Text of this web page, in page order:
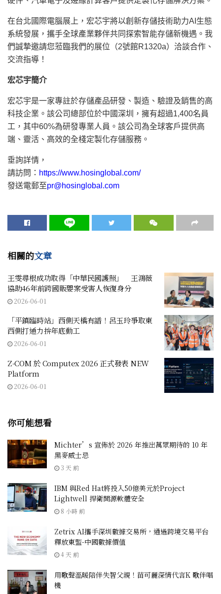
在台北國際電腦展上，宏芯宇將以創新存儲技術助力AI生態
系統發展，攜手全球產業夥伴共同探索智能存儲新機遇。我
們誠摯邀請您蒞臨我們的展位（2號館R1320a）洽談合作、
交流指導！
宏芯宇簡介
宏芯宇是一家專註於存儲產品研發、製造、驗證及銷售的高
科技企業。該公司總部位於中國深圳，擁有超過1,400名員
工，其中60%為研發專業人員。該公司為全球客戶提供高
端、靈活、高效的全棧定製化存儲服務。
垂詢詳情，
請訪問： https://www.hosinglobal.com/
發送電郵至pr@hosinglobal.com
相關的文章
王雯尋根成功取得「中華民國護照」 王鴻薇
協助46年前跨國販嬰案受害人恢復身分
2026-06-01
「平鎮臨時站」西側天橋有譜！呂玉玲爭取東
西側打通力拚年底動工
2026-06-01
Z-COM 於 Computex 2026 正式發表 NEW
Platform
2026-06-01
你可能想看
Michter’s 宣佈於 2026 年推出萬眾期待的 10 年
黑麥威士忌
3 天 前
IBM 與Red Hat將投入50億美元於Project
Lightwell 捍衛開源軟體安全
8 小時 前
Zetrix AI攜手深圳數據交易所，通過跨境交易平台
釋放東盟-中國數據價值
4 天 前
用歌聲溫暖陪伴失智父親！苗可麗深情代言K 歌伴唱
機